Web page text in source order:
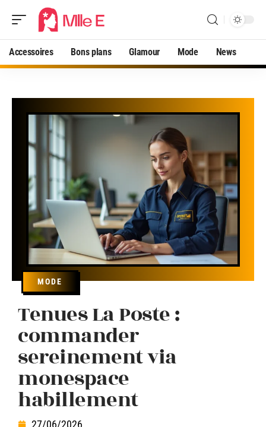
Accessoires Bons plans Glamour Mode News
MODE
Tenues La Poste :
commander
sereinement via
monespace
habillement
27/06/2026